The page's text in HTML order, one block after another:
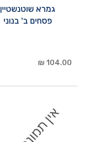
גמרא שוטנשטיין
פסחים ב' בנוני
104.00 ₪